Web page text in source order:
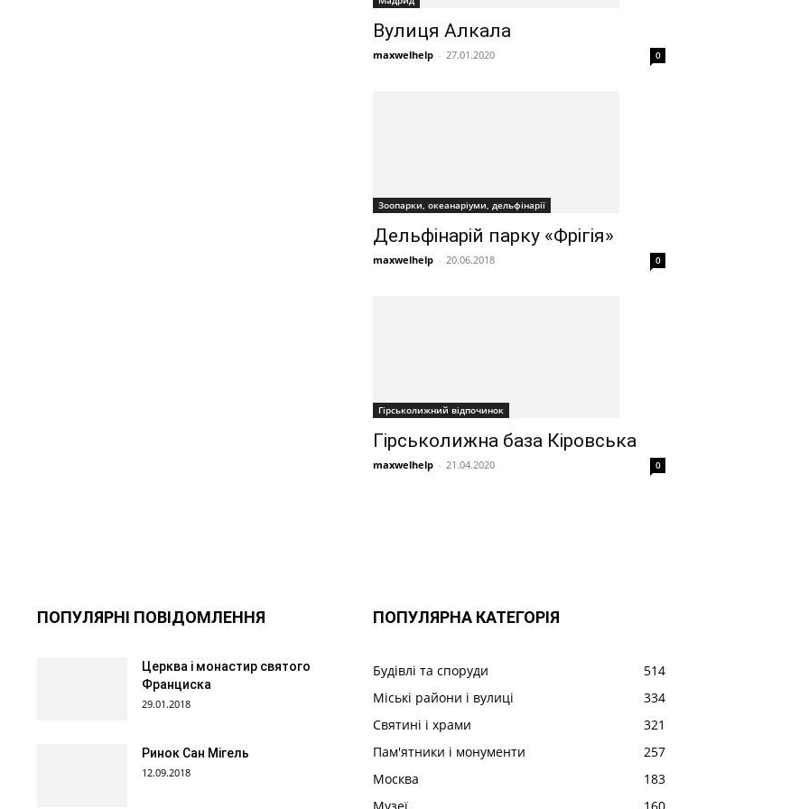
Вулиця Алкала
maxwelhelp - 27.01.2020 0
Зоопарки, океанаріуми, дельфінарії
Дельфінарій парку «Фрігія»
maxwelhelp - 20.06.2018 0
Гірськолижний відпочинок
Гірськолижна база Кіровська
maxwelhelp - 21.04.2020 0
ПОПУЛЯРНІ ПОВІДОМЛЕННЯ
Церква і монастир святого
Франциска
29.01.2018
Ринок Сан Мігель
12.09.2018
ПОПУЛЯРНА КАТЕГОРІЯ
Будівлі та споруди
514
Міські райони і вулиці
334
Святині і храми
321
Пам'ятники і монументи
257
Москва
183